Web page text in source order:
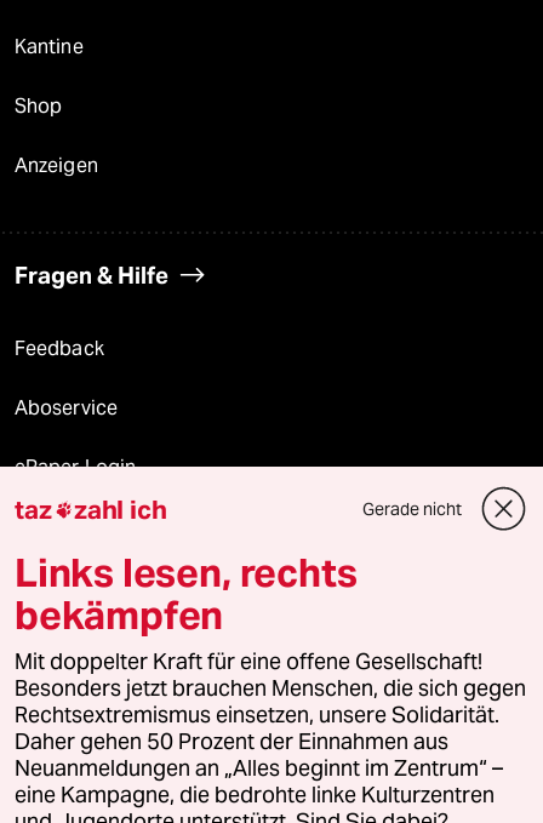
Kantine
Shop
Anzeigen
Fragen & Hilfe
Feedback
Aboservice
ePaper Login
Downloads für Abonnierende
© 2026 taz Verlags und Vertriebs GmbH
Alle Rechte vorbehalten. Bei rechtlichen Fragen oder für Genehmigungen
wenden Sie sich bitte an
lizenzen@taz.de
Feedback Redaktionsstatut Kommune-Richtlinien
Leitlinie Informant Datenschutz Impressum AGB
taz zahl ich Gerade nicht
Links lesen, rechts
bekämpfen
Mit doppelter Kraft für eine offene Gesellschaft!
Besonders jetzt brauchen Menschen, die sich gegen
Rechtsextremismus einsetzen, unsere Solidarität.
Daher gehen 50 Prozent der Einnahmen aus
Neuanmeldungen an „Alles beginnt im Zentrum“ –
eine Kampagne, die bedrohte linke Kulturzentren